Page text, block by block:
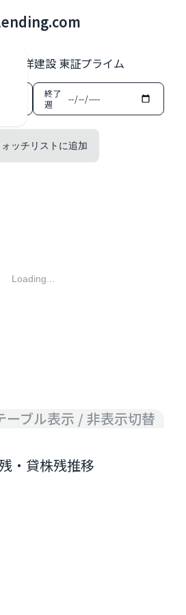
五洋建設 東証プライム
終了
週
ォッチリストに追加
Loading...
ーブル表示 / 非表示切替
・貸株残推移